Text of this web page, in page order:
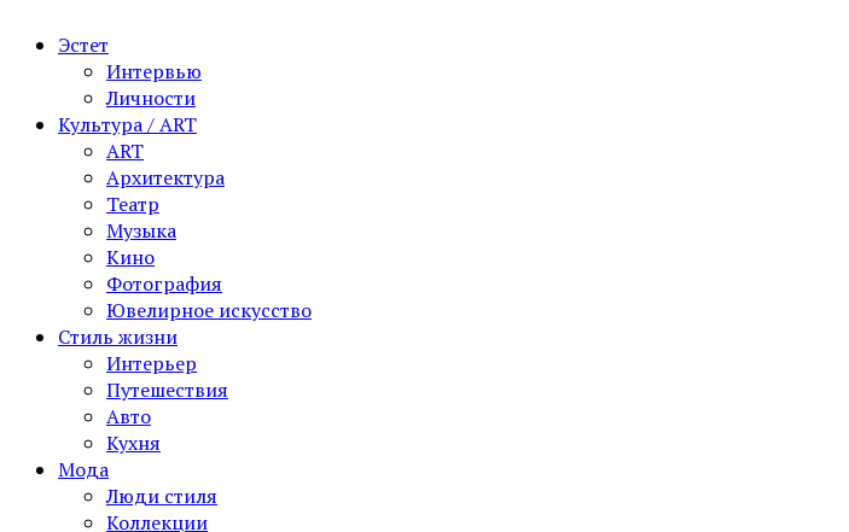
Эстет
Интервью
Личности
Культура / ART
ART
Архитектура
Театр
Музыка
Кино
Фотография
Ювелирное искусство
Стиль жизни
Интерьер
Путешествия
Авто
Кухня
Мода
Люди стиля
Коллекции